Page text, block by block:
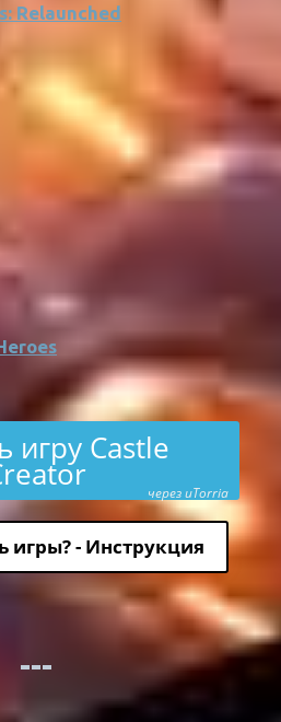
Relaunched
игру Castle
через uTorria
игры? - Инструкция